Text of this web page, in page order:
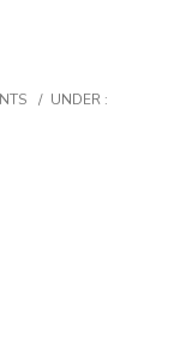
/ UNDER :